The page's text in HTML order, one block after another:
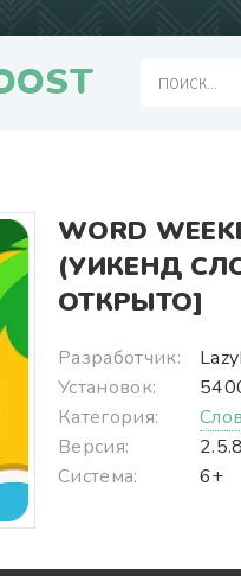
WORD
(УИКЕНД
ОТКРЫТО]
Разработчик:
Установок:
Категория:
Версия:
2.5.8
Система:
6+